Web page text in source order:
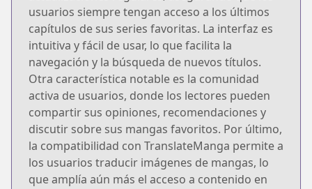
usuarios siempre tengan acceso a los últimos
capítulos de sus series favoritas. La interfaz es
intuitiva y fácil de usar, lo que facilita la
navegación y la búsqueda de nuevos títulos.
Otra característica notable es la comunidad
activa de usuarios, donde los lectores pueden
compartir sus opiniones, recomendaciones y
discutir sobre sus mangas favoritos. Por último,
la compatibilidad con TranslateManga permite a
los usuarios traducir imágenes de mangas, lo
que amplía aún más el acceso a contenido en